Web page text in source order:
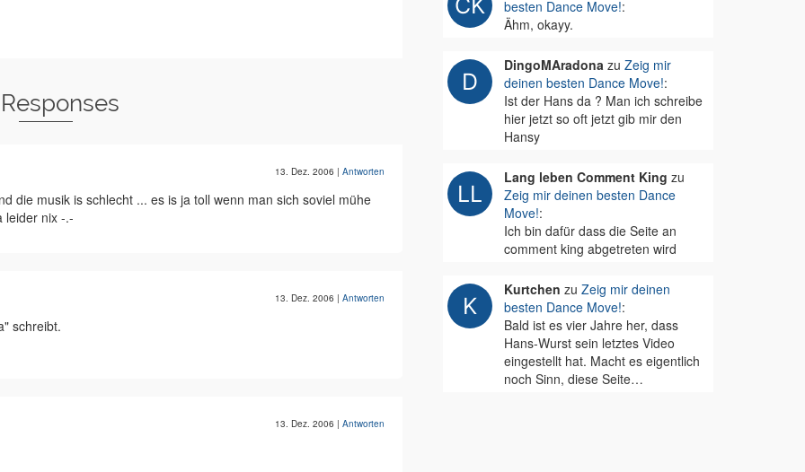
13. Dez. 2006 | Antworten
die musik is schlecht ... es is ja toll wenn man sich soviel mühe
leider nix -.-
13. Dez. 2006 | Antworten
schreibt.
13. Dez. 2006 | Antworten
besten Dance Move!:
Ähm, okayy.
DingoMAradonazu Zeig mir
deinen besten Dance Move!:
Ist der Hans da ? Man ich schreibe
hier jetzt so oft jetzt gib mir den
Hansy
Lang leben Comment King zu
Zeig mir deinen besten Dance
Move!:
Ich bin dafür dass die Seite an
comment king abgetreten wird
Kurtchen zu Zeig mir deinen
besten Dance Move!:
Bald ist es vier Jahre her, dass
Hans-Wurst sein letztes Video
eingestellt hat. Macht es eigentlich
noch Sinn, diese Seite…